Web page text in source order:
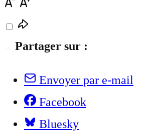
Partager sur :
Envoyer par e-mail
Facebook
Bluesky